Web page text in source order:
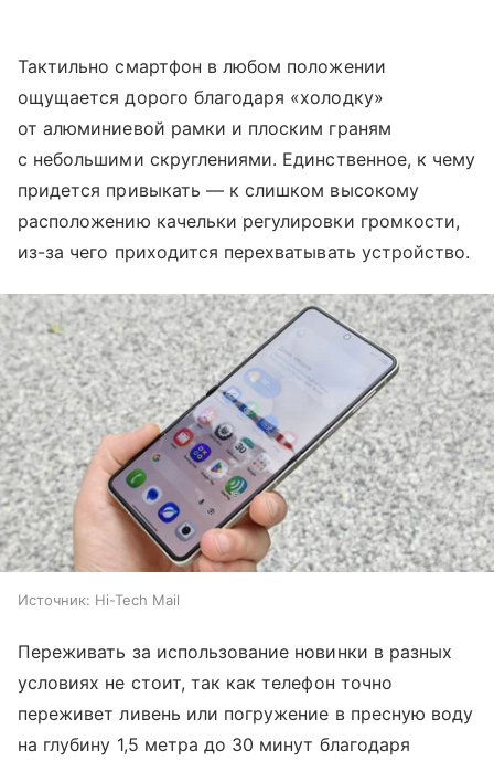
Тактильно смартфон в любом положении
ощущается дорого благодаря «холодку»
от алюминиевой рамки и плоским граням
с небольшими скруглениями. Единственное, к чему
придется привыкать — к слишком высокому
расположению качельки регулировки громкости,
из-за чего приходится перехватывать устройство.
Источник: Hi-Tech Mail
Переживать за использование новинки в разных
условиях не стоит, так как телефон точно
переживет ливень или погружение в пресную воду
на глубину 1,5 метра до 30 минут благодаря